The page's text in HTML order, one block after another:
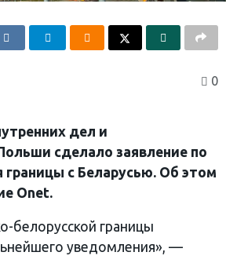
0
дел и
сделало заявление по
границы с Беларусью. Об этом
Onet.
белорусской границы
уведомления», —